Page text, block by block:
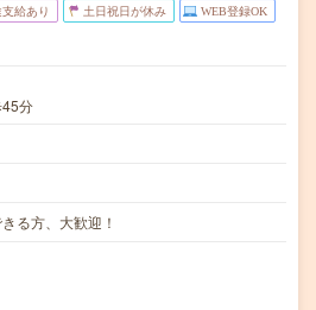
給あり 土日祝日が休み WEB登録OK
分
る方、大歓迎！